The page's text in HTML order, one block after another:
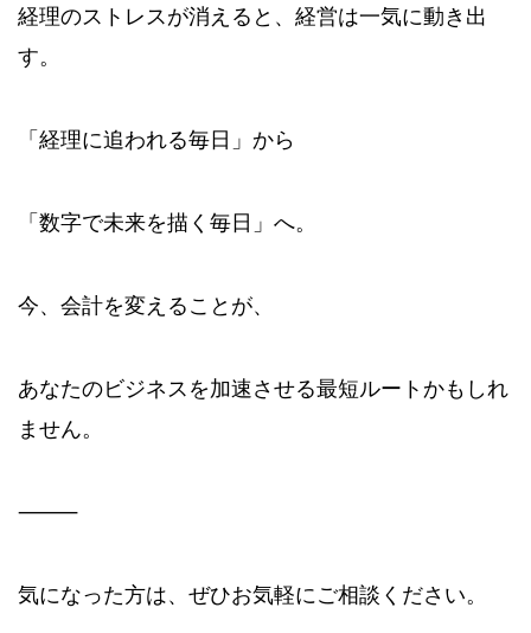
経理のストレスが消えると、経営は一気に動き出
す。
「経理に追われる毎日」から
「数字で未来を描く毎日」へ。
今、会計を変えることが、
あなたのビジネスを加速させる最短ルートかもしれ
ません。
⸻
気になった方は、ぜひお気軽にご相談ください。